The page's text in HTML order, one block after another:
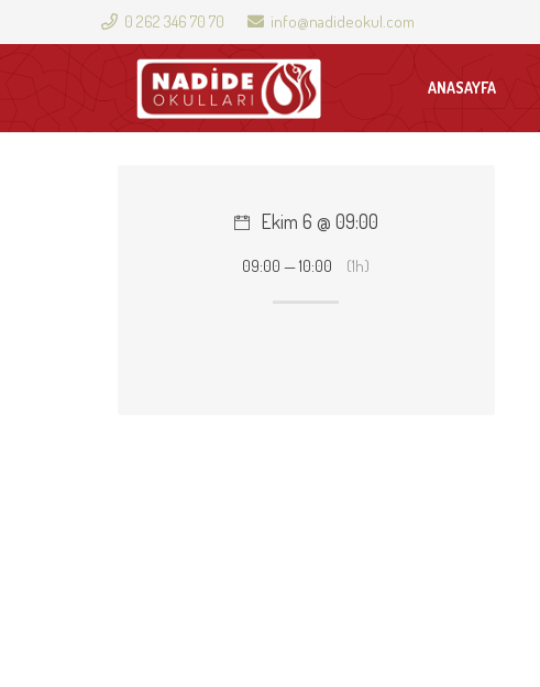
0 262 346 70 70 info@nadideokul.com
ANASAYFA
Ekim 6 @ 09:00
09:00 — 10:00 (1h)